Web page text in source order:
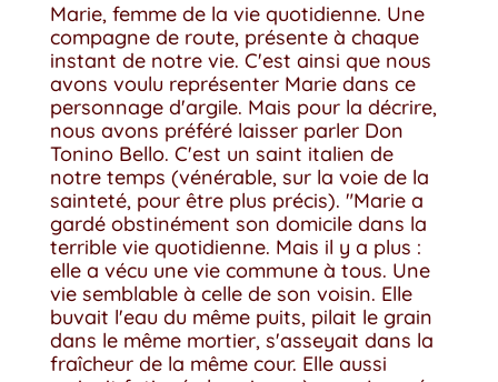
Marie, femme de la vie quotidienne. Une
compagne de route, présente à chaque
instant de notre vie. C'est ainsi que nous
avons voulu représenter Marie dans ce
personnage d'argile. Mais pour la décrire,
nous avons préféré laisser parler Don
Tonino Bello. C'est un saint italien de
notre temps (vénérable, sur la voie de la
sainteté, pour être plus précis). "Marie a
gardé obstinément son domicile dans la
terrible vie quotidienne. Mais il y a plus :
elle a vécu une vie commune à tous. Une
vie semblable à celle de son voisin. Elle
buvait l'eau du même puits, pilait le grain
dans le même mortier, s'asseyait dans la
fraîcheur de la même cour. Elle aussi